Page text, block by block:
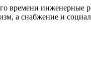
времени
а снабжение и